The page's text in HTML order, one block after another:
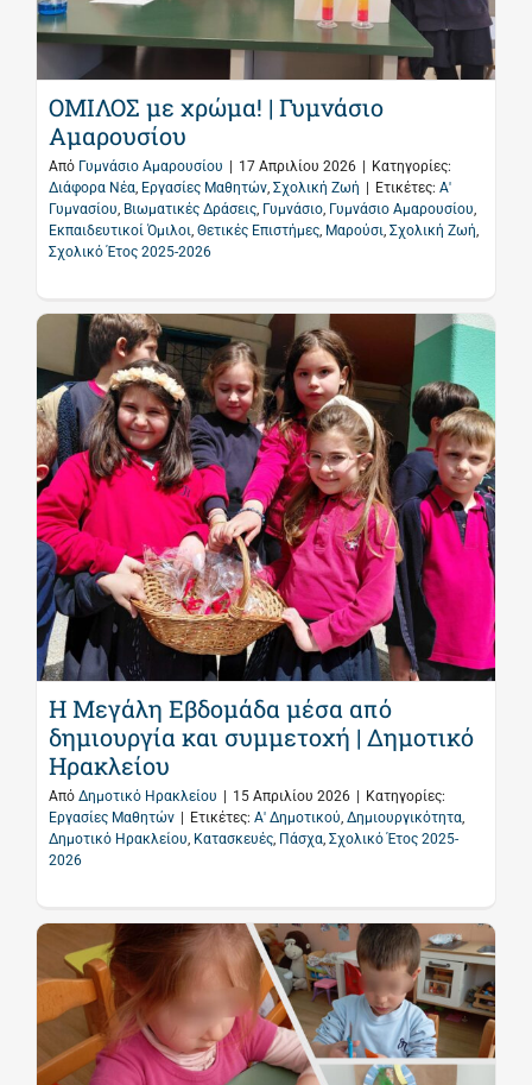
ΟΜΙΛΟΣ με χρώμα! | Γυμνάσιο
Αμαρουσίου
Από Γυμνάσιο Αμαρουσίου | 17 Απριλίου 2026 | Κατηγορίες:
Διάφορα Νέα Εργασίες Μαθητών Σχολική Ζωή | Ετικέτες: Α'
Γυμνασίου Βιωματικές Δράσεις Γυμνάσιο Γυμνάσιο Αμαρουσίου
Εκπαιδευτικοί Όμιλοι Θετικές Επιστήμες Μαρούσι Σχολική Ζωή
Σχολικό Έτος 2025-2026
Η Μεγάλη Εβδομάδα μέσα από
δημιουργία και συμμετοχή | Δημοτικό
Ηρακλείου
Από Δημοτικό Ηρακλείου 15 Απριλίου 2026
Κατηγορίες:
Εργασίες Μαθητών
Ετικέτες: Α' Δημοτικού, Δημιουργικότητα,
Δημοτικό Ηρακλείου, Κατασκευές, Πάσχα, Σχολικό Έτος 2025-
2026